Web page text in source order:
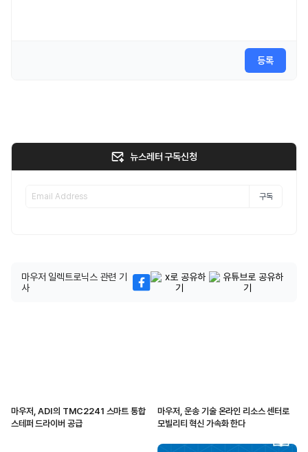
등록
뉴스레터 구독신청
구독
마우저 일렉트로닉스 관련 기
사
마우저, ADI의 TMC2241 스마트 통합
스테퍼 드라이버 공급
마우저, 운송 기술 온라인 리소스 센터로
모빌리티 혁신 가속화 한다